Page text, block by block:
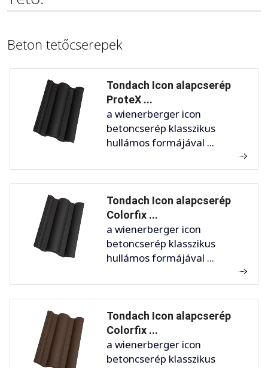
Beton tetőcserepek
Tondach Icon alapcserép
ProteX ...
a wienerberger icon
betoncserép klasszikus
hullámos formájával ...
Tondach Icon alapcserép
Colorfix ...
a wienerberger icon
betoncserép klasszikus
hullámos formájával ...
Tondach Icon alapcserép
Colorfix ...
a wienerberger icon
betoncserép klasszikus